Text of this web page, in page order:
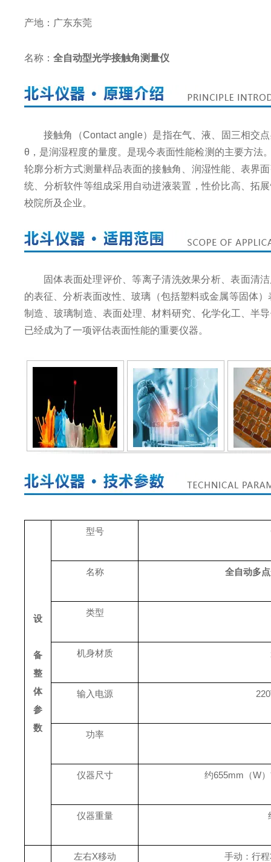
产地：广东东莞
名称： 全自动型光学接触角测量仪
接触角（Contact angle）是指在气、液、固三相交
θ，是润湿程度的量度。是现今表面性能检测的主要方法
轮廓分析方式测量样品表面的接触角、润湿性能、表界
统、分析软件等组成采用自动进液装置，性价比高、拓
校院所及企业。
固体表面处理评价、等离子清洗效果分析、表面清
的表征、分析表面改性、玻璃（包括塑料或金属等固体
制造、玻璃制造、表面处理、材料研究、化学化工、半
已经成为了一项评估表面性能的重要仪器。
设
备
整
体
参
数
型号
名称 全自动多
类型
机身材质
输入电源
功率
仪器尺寸 约655mm（W
仪器重量
左右X移动 手动：行